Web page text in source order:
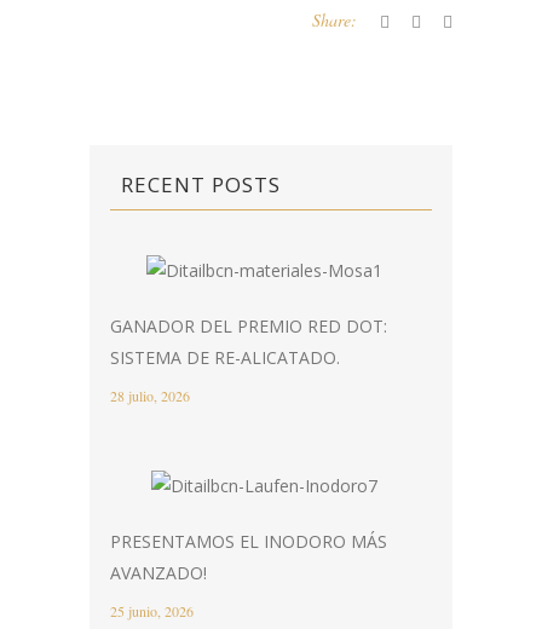
Share:
RECENT POSTS
GANADOR DEL PREMIO RED DOT:
SISTEMA DE RE-ALICATADO.
28 julio, 2026
PRESENTAMOS EL INODORO MÁS
AVANZADO!
25 junio, 2026